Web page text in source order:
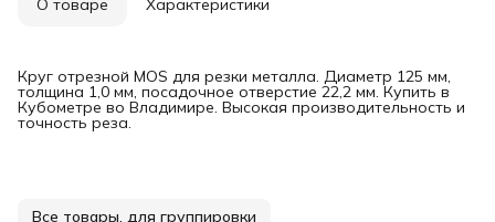
О товаре Характеристики
Круг отрезной MOS для резки металла. Диаметр 125 мм,
толщина 1,0 мм, посадочное отверстие 22,2 мм. Купить в
Кубометре во Владимире. Высокая производительность и
точность реза.
Все товары, для группировки